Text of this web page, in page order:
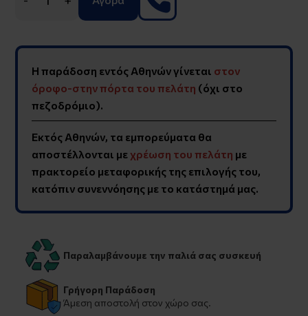
Η παράδοση εντός Αθηνών γίνεται στον
όροφο-στην πόρτα του πελάτη (όχι στο
πεζοδρόμιο).
Εκτός Αθηνών, τα εμπορεύματα θα
αποστέλλονται μεχρέωση του πελάτη με
πρακτορείο μεταφορικής της επιλογής του,
κατόπιν συνεννόησης με το κατάστημά μας.
Παραλαμβάνουμε την παλιά σας συσκευή
Γρήγορη Παράδοση
Άμεση αποστολή στον χώρο σας.